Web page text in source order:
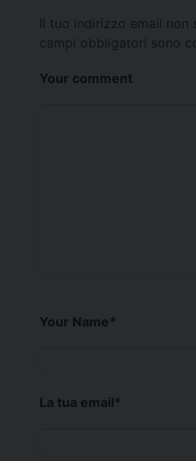
Il tuo indirizzo email
campi obbligatori sono
Your comment
Your Name*
La tua email*